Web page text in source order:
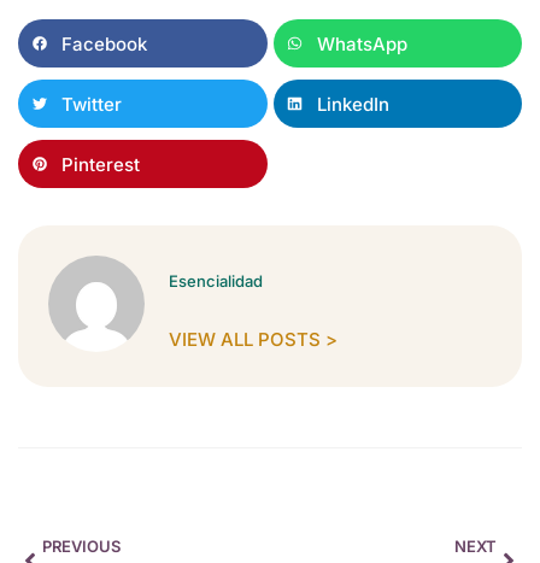
Facebook WhatsApp
Twitter LinkedIn
Pinterest
Esencialidad
VIEW ALL POSTS >
PREVIOUS
NEXT